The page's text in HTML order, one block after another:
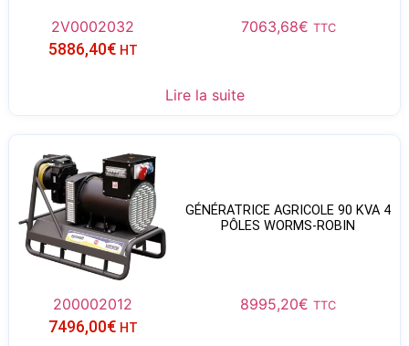
2V0002032 7063,68€ TTC
5886,40€ HT
Lire la suite
GÉNÉRATRICE AGRICOLE 90 KVA 4
PÔLES WORMS-ROBIN
200002012 8995,20€ TTC
7496,00€ HT